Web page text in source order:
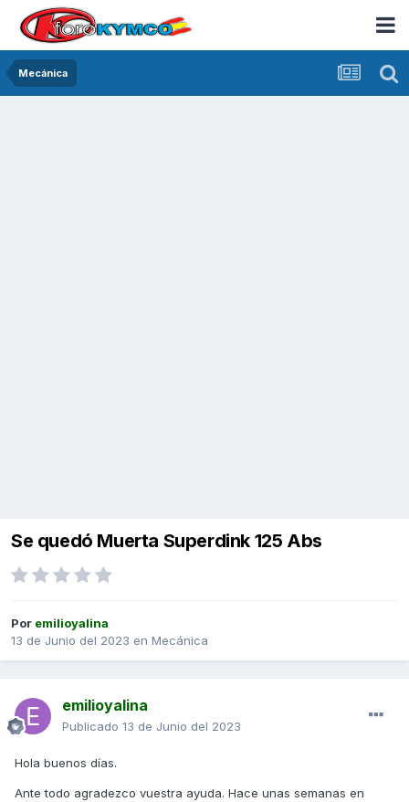
Mecánica
Se quedó Muerta Superdink 125 Abs
Por emilioyalina
13 de Junio del 2023 en Mecánica
emilioyalina
Publicado 13 de Junio del 2023
Hola buenos días.
Ante todo agradezco vuestra ayuda. Hace unas semanas en